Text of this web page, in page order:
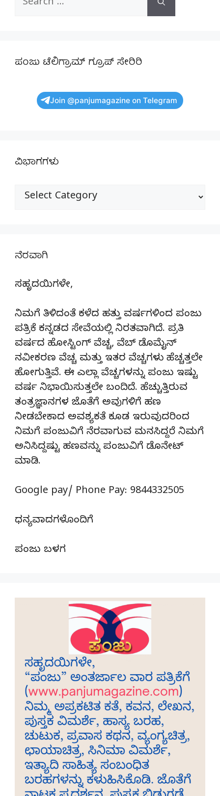
ಪಂಜು ಟೆಲಿಗ್ರಾಮ್ ಗ್ರೂಪ್ ಸೇರಿರಿ
Join @panjumagazine on Telegram
ವಿಭಾಗಗಳು
ವಿಭಾಗಗಳು
ನೆರವಾಗಿ
ಸಹೃದಯಿಗಳೇ,
ನಿಮಗೆ ತಿಳಿದಂತೆ ಕಳೆದ ಹತ್ತು ವರ್ಷಗಳಿಂದ ಪಂಜು
ಪತ್ರಿಕೆ ಕನ್ನಡದ ಸೇವೆಯಲ್ಲಿ ನಿರತವಾಗಿದೆ. ಪ್ರತಿ
ವರ್ಷದ ಹೋಸ್ಟಿಂಗ್‌ ವೆಚ್ಚ, ವೆಬ್‌ ಡೊಮೈನ್‌
ನವೀಕರಣ ವೆಚ್ಚ ಮತ್ತು ಇತರ ವೆಚ್ಚಗಳು ಹೆಚ್ಚತ್ತಲೇ
ಹೋಗುತ್ತಿವೆ. ಈ ಎಲ್ಲಾ ವೆಚ್ಚಗಳನ್ನು ಪಂಜು ಇಷ್ಟು
ವರ್ಷ ನಿಭಾಯಿಸುತ್ತಲೇ ಬಂದಿದೆ. ಹೆಚ್ಚುತ್ತಿರುವ
ತಂತ್ರಜ್ಞಾನಗಳ ಜೊತೆಗೆ ಅವುಗಳಿಗೆ ಹಣ
ನೀಡಬೇಕಾದ ಅವಶ್ಯಕತೆ ಕೂಡ ಇರುವುದರಿಂದ
ನಿಮಗೆ ಪಂಜುವಿಗೆ ನೆರವಾಗುವ ಮನಸಿದ್ದರೆ ನಿಮಗೆ
ಅನಿಸಿದ್ದಷ್ಟು ಹಣವನ್ನು ಪಂಜುವಿಗೆ ಡೊನೇಟ್‌
ಮಾಡಿ.
Google pay/ Phone Pay: 9844332505
ಧನ್ಯವಾದಗಳೊಂದಿಗೆ
ಪಂಜು ಬಳಗ